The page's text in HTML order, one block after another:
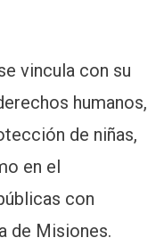
vincula con su
humanos,
de niñas,
en el
con
de Misiones.